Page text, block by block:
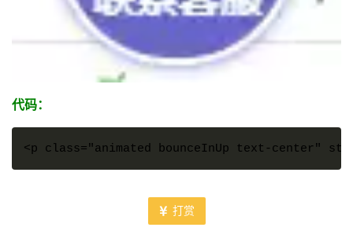
代码：
<p class="animated bounceInUp text-center"
打赏